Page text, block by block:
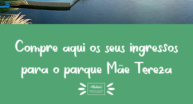
Compre aqui os seus ingressos
para o parque Mãe Tereza
(1)